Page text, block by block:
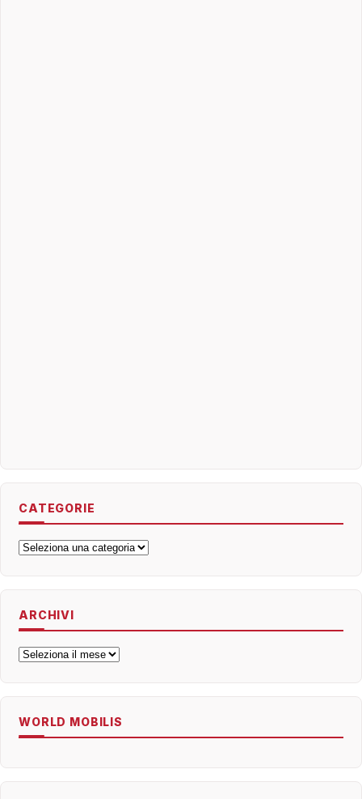
CATEGORIE
Categorie
ARCHIVI
Archivi
WORLD MOBILIS